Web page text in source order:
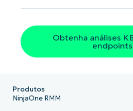
Obtenha análises
endpoints
Produtos
NinjaOne RMM